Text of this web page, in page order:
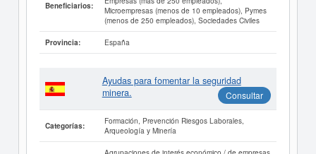
Beneficiarios:
Microempresas (menos de 10 empleados), Pymes
(menos de 250 empleados), Sociedades Civiles
Provincia: España
Ayudas para fomentar la seguridad
minera.
Consultar
Categorías:
Formación, Prevención Riesgos Laborales,
Arqueología y Minería